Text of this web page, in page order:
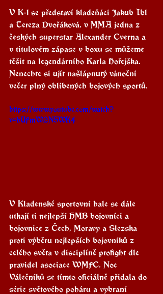
V K-1 se představí kladeňáci Jakub Ibl
a Tereza Dvořáková, v MMA jedna z
českých superstar Alexander Cverna a
v titulovém zápase v boxu se můžeme
těšit na legendárního Karla Hořejška.
Nenechte si ujít našlápnutý vánoční
večer plný oblíbených bojových sportů.
https://www.youtube.com/watch?
v=hUFmW2N5WK4
V Kladenské sportovní hale se dále
utkají ti nejlepší HMB bojovníci a
bojovnice z Čech, Moravy a Slezska
proti výběru nejlepších bojovníků z
celého světa v disciplíně profight dle
pravidel asociace WMFC. Noc
Válečníků se tímto oficiálně přidala do
série světového poháru a vybraní